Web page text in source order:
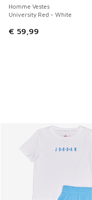
Homme Vestes
University Red - White
€ 59,99